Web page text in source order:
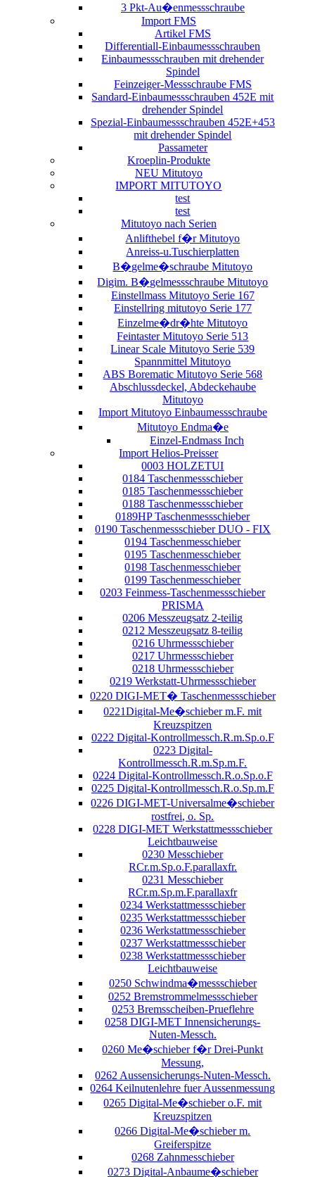
3 Pkt-Au�enmessschraube
Import FMS
Artikel FMS
Differentiall-Einbaumessschrauben
Einbaumessschrauben mit drehender
Spindel
Feinzeiger-Messschraube FMS
Sandard-Einbaumessschrauben 452E mit
drehender Spindel
Spezial-Einbaumessschrauben 452E+453
mit drehender Spindel
Passameter
Kroeplin-Produkte
NEU Mitutoyo
IMPORT MITUTOYO
test
test
Mitutoyo nach Serien
Anlifthebel f�r Mitutoyo
Anreiss-u.Tuschierplatten
B�gelme�schraube Mitutoyo
Digim. B�gelmessschraube Mitutoyo
Einstellmass Mitutoyo Serie 167
Einstellring mitutoyo Serie 177
Einzelme�dr�hte Mitutoyo
Feintaster Mitutoyo Serie 513
Linear Scale Mitutoyo Serie 539
Spannmittel Mitutoyo
ABS Borematic Mitutoyo Serie 568
Abschlussdeckel, Abdeckehaube
Mitutoyo
Import Mitutoyo Einbaumessschraube
Mitutoyo Endma�e
Einzel-Endmass Inch
Import Helios-Preisser
0003 HOLZETUI
0184 Taschenmessschieber
0185 Taschenmessschieber
0188 Taschenmessschieber
0189HP Taschenmessschieber
0190 Taschenmessschieber DUO - FIX
0194 Taschenmesschieber
0195 Taschenmesschieber
0198 Taschenmesschieber
0199 Taschenmesschieber
0203 Feinmess-Taschenmessschieber
PRISMA
0206 Messzeugsatz 2-teilig
0212 Messzeugsatz 8-teilig
0216 Uhrmessschieber
0217 Uhrmessschieber
0218 Uhrmessschieber
0219 Werkstatt-Uhrmessschieber
0220 DIGI-MET� Taschenmessschieber
0221Digital-Me�schieber m.F. mit
Kreuzspitzen
0222 Digital-Kontrollmessch.R.m.Sp.o.F
0223 Digital-
Kontrollmessch.R.m.Sp.m.F.
0224 Digital-Kontrollmessch.R.o.Sp.o.F
0225 Digital-Kontrollmessch.R.o.Sp.m.F
0226 DIGI-MET-Universalme�schieber
rostfrei, o. Sp.
0228 DIGI-MET Werkstattmessschieber
Leichtbauweise
0230 Messchieber
RCr.m.Sp.o.F.parallaxfr.
0231 Messchieber
RCr.m.Sp.m.F.parallaxfr
0234 Werkstattmessschieber
0235 Werkstattmessschieber
0236 Werkstattmessschieber
0237 Werkstattmessschieber
0238 Werkstattmessschieber
Leichtbauweise
0250 Schwindma�messschieber
0252 Bremstrommelmessschieber
0253 Bremsscheiben-Prueflehre
0258 DIGI-MET Innensicherungs-
Nuten-Messch.
0260 Me�schieber f�r Drei-Punkt
Messung,
0262 Aussensicherungs-Nuten-Messch.
0264 Keilnutenlehre fuer Aussenmessung
0265 Digital-Me�schieber o.F. mit
Kreuzspitzen
0266 Digital-Me�schieber m.
Greiferspitze
0268 Zahnmesschieber
0273 Digital-Anbaume�schieber